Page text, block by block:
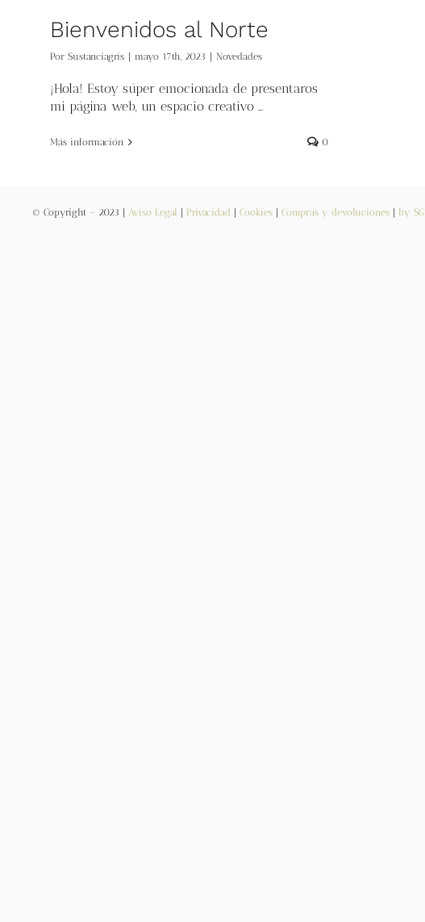
Bienvenidos al Norte
Por Sustanciagris mayo 17th, 2023 Novedades
¡Hola! Estoy súper emocionada de presentaros
mi página web, un espacio creativo …
Más información 0
© Copyright – 2023 | Aviso Legal Privacidad Cookies| Compras y devoluciones| by SG